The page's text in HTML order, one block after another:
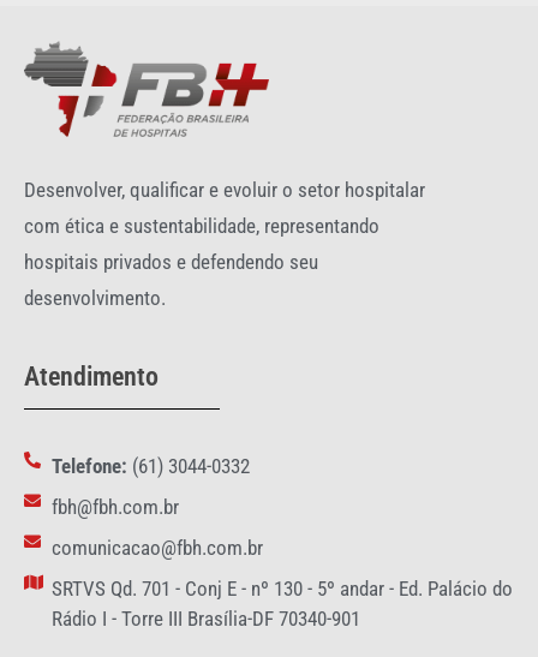
Desenvolver, qualificar e evoluir o setor hospitalar
com ética e sustentabilidade, representando
hospitais privados e defendendo seu
desenvolvimento.
Atendimento
Telefone: (61) 3044-0332
fbh@fbh.com.br
comunicacao@fbh.com.br
SRTVS Qd. 701 - Conj E - nº 130 - 5º andar - Ed. Palácio do
Rádio I - Torre III Brasília-DF 70340-901